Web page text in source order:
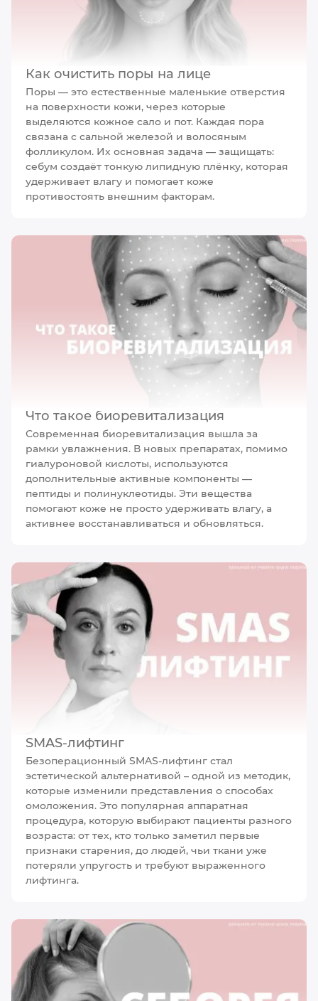
Как очистить поры на лице
Поры — это естественные маленькие отверстия
на поверхности кожи, через которые
выделяются кожное сало и пот. Каждая пора
связана с сальной железой и волосяным
фолликулом. Их основная задача — защищать:
себум создаёт тонкую липидную плёнку, которая
удерживает влагу и помогает коже
противостоять внешним факторам.
Что такое биоревитализация
Современная биоревитализация вышла за
рамки увлажнения. В новых препаратах, помимо
гиалуроновой кислоты, используются
дополнительные активные компоненты —
пептиды и полинуклеотиды. Эти вещества
помогают коже не просто удерживать влагу, а
активнее восстанавливаться и обновляться.
SMAS-лифтинг
Безоперационный SMAS-лифтинг стал
эстетической альтернативой – одной из методик,
которые изменили представления о способах
омоложения. Это популярная аппаратная
процедура, которую выбирают пациенты разного
возраста: от тех, кто только заметил первые
признаки старения, до людей, чьи ткани уже
потеряли упругость и требуют выраженного
лифтинга.